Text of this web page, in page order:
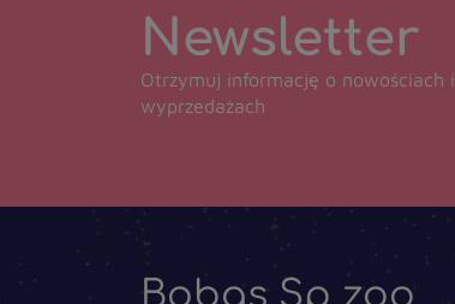
Newsletter
Otrzymuj informację o nowościach i
wyprzedażach
Bobas Sp zoo